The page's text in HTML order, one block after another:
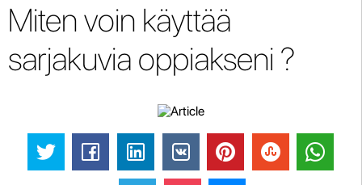
Miten voin käyttää
sarjakuvia oppiakseni ?